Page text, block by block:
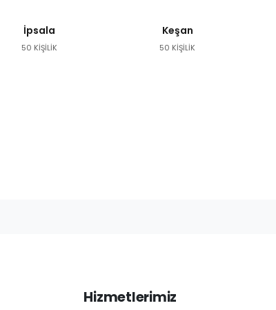
İpsala
50 KİŞİLİK
Keşan
50 KİŞİLİK
Hizmetlerimiz